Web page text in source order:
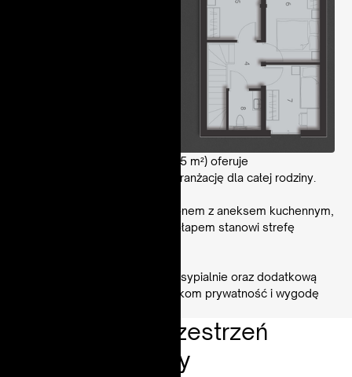
Cztermodułowy model V (78,05 m²) oferuje
dwupoziomową, przestronną aranżację dla całej rodziny.
Parter z jasnym, otwartym salonem z aneksem kuchennym,
łazienką i funkcjonalnym wiatrołapem stanowi strefę
Piętro mieści trzy komfortowe sypialnie oraz dodatkową
toaletę, zapewniając domownikom prywatność i wygodę
przestrzeń
rodziny